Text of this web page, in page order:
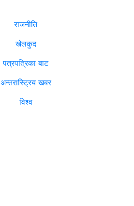
राजनीति
खेलकुद
पत्रपत्रिका बाट
अन्तरास्ट्रिय खबर
विश्व